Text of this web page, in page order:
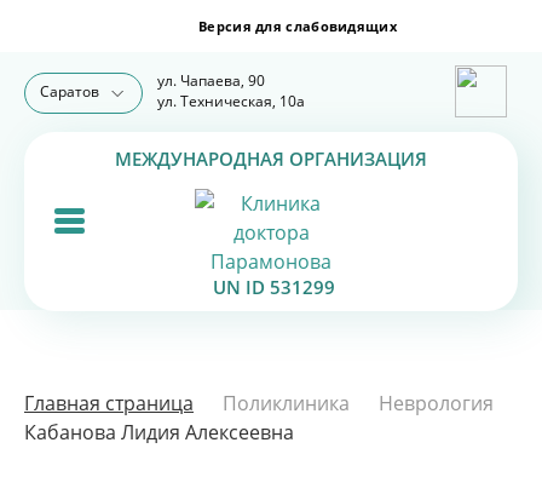
Саратов
ул. Чапаева, 90
ул. Техническая, 10а
МЕЖДУНАРОДНАЯ ОРГАНИЗАЦИЯ
UN ID 531299
Главная страница Поликлиника
Неврология
Кабанова Лидия Алексеевна